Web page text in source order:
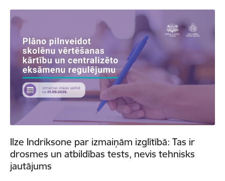
Ilze Indriksone par izmaiņām izglītībā: Tas ir
drosmes un atbildības tests, nevis tehnisks
jautājums